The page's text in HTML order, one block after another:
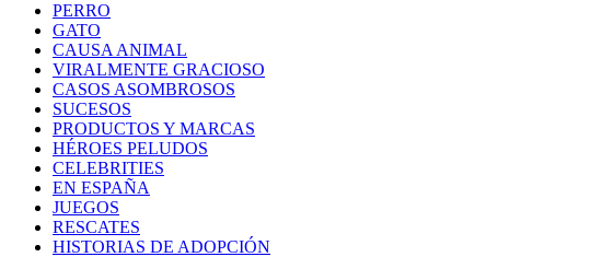
PERRO
GATO
CAUSA ANIMAL
VIRALMENTE GRACIOSO
CASOS ASOMBROSOS
SUCESOS
PRODUCTOS Y MARCAS
HÉROES PELUDOS
CELEBRITIES
EN ESPAÑA
JUEGOS
RESCATES
HISTORIAS DE ADOPCIÓN